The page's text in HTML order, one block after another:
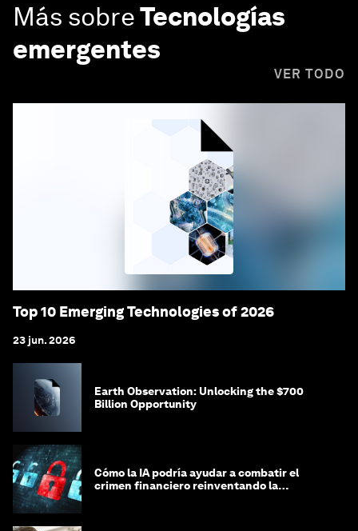
Más sobreTecnologías
emergentes
VER TODO
Top 10 Emerging Technologies of 2026
23 jun. 2026
Earth Observation: Unlocking the $700
Billion Opportunity
Cómo la IA podría ayudar a combatir el
crimen financiero reinventando la